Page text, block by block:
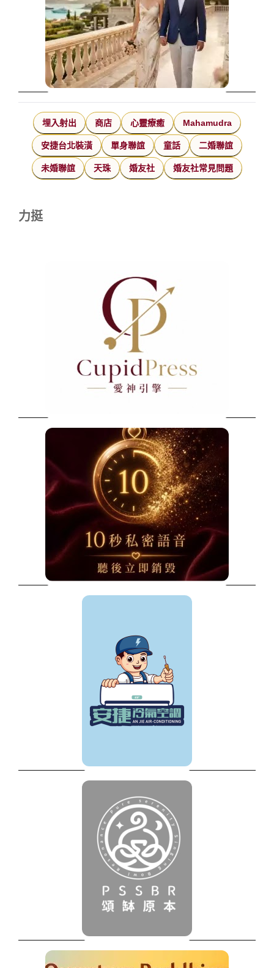
埋入射出 商店 心靈療癒 Mahamudra
安捷台北裝潢 單身聯誼 童話 二婚聯誼
未婚聯誼 天珠 婚友社 婚友社常見問題
力挺